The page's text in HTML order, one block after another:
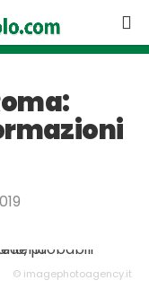
© imagephotoagency.it